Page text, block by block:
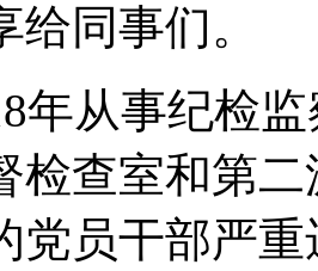
同事们。
从事纪检监
检查室和第
党员干部严